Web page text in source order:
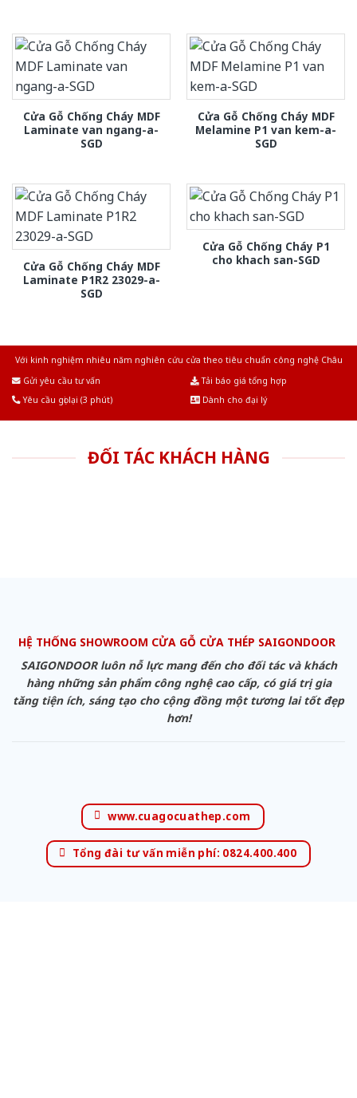
Cửa Gỗ Chống Cháy MDF
Laminate van ngang-a-
SGD
Cửa Gỗ Chống Cháy MDF
Melamine P1 van kem-a-
SGD
Cửa Gỗ Chống Cháy MDF
Laminate P1R2 23029-a-
SGD
Cửa Gỗ Chống Cháy P1
cho khach san-SGD
Với kinh nghiệm nhiêu năm nghiên cứu cửa theo tiêu chuẩn công nghệ Châu
Gửi yêu cầu tư vấn
Tải báo giá tổng hợp
Yêu cầu gọi lại (3 phút)
Dành cho đại lý
ĐỐI TÁC KHÁCH HÀNG
HỆ THỐNG SHOWROOM CỬA GỖ CỬA THÉP SAIGONDOOR
SAIGONDOOR luôn nỗ lực mang đến cho đối tác và khách
hàng những sản phẩm công nghệ cao cấp, có giá trị gia
tăng tiện ích, sáng tạo cho cộng đồng một tương lai tốt đẹp
hơn!
www.cuagocuathep.com
Tổng đài tư vấn miễn phí: 0824.400.400